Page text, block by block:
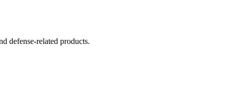
defense-related products.